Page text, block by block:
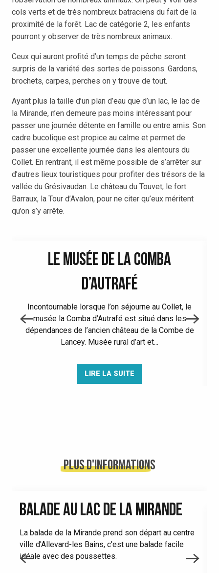
cols verts et de très nombreux batraciens du fait de la
proximité de la forêt. Lac de catégorie 2, les enfants
pourront y observer de très nombreux animaux.
Ceux qui auront profité d’un temps de pêche seront
surpris de la variété des sortes de poissons. Gardons,
brochets, carpes, perches on y trouve de tout.
Ayant plus la taille d’un plan d’eau que d’un lac, le lac de
la Mirande, n’en demeure pas moins intéressant pour
passer une journée détente en famille ou entre amis. Son
cadre bucolique est propice au calme et permet de
passer une excellente journée dans les alentours du
Collet. En rentrant, il est même possible de s’arrêter sur
d’autres lieux touristiques pour profiter des trésors de la
vallée du Grésivaudan. Le château du Touvet, le fort
Barraux, la Tour d’Avalon, pour ne citer qu’eux méritent
qu’on s’y arrête.
LE MUSÉE DE LA COMBA
D’AUTRAFÉ
Incontournable lorsque l’on séjourne au Collet, le
musée la Comba d’Autrafé est situé dans les
dépendances de l’ancien château de la Combe de
Lancey. Musée rural d’art et...
LIRE LA SUITE
Plus d'informations
BALADE AU LAC DE LA MIRANDE
La balade de la Mirande prend son départ au centre
ville d'Allevard-les Bains, c'est une balade facile
idéale avec des poussettes.